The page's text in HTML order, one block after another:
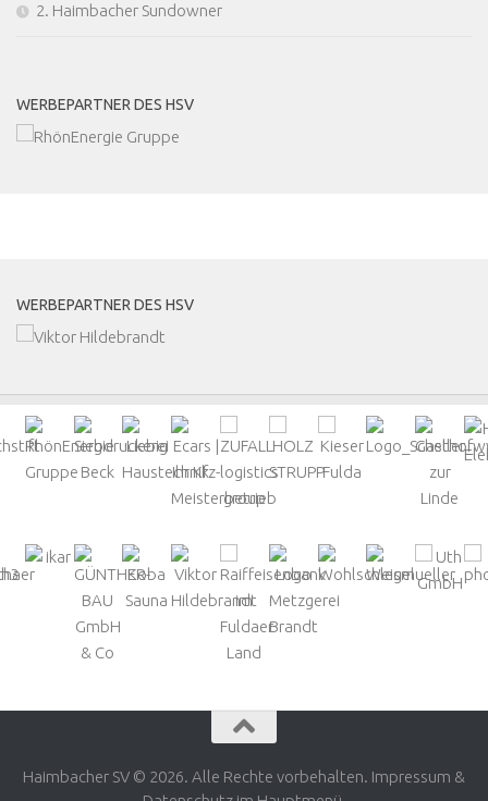
2. Haimbacher Sundowner
WERBEPARTNER DES HSV
WERBEPARTNER DES HSV
Haimbacher SV © 2026. Alle Rechte vorbehalten. Impressum &